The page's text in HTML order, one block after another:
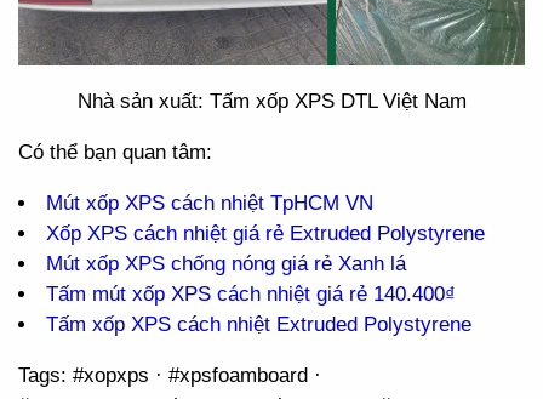
Nhà sản xuất: Tấm xốp XPS DTL Việt Nam
Có thể bạn quan tâm:
Mút xốp XPS cách nhiệt TpHCM VN
Xốp XPS cách nhiệt giá rẻ Extruded Polystyrene
Mút xốp XPS chống nóng giá rẻ Xanh lá
Tấm mút xốp XPS cách nhiệt giá rẻ 140.400₫
Tấm xốp XPS cách nhiệt Extruded Polystyrene
Tags: #xopxps · #xpsfoamboard ·